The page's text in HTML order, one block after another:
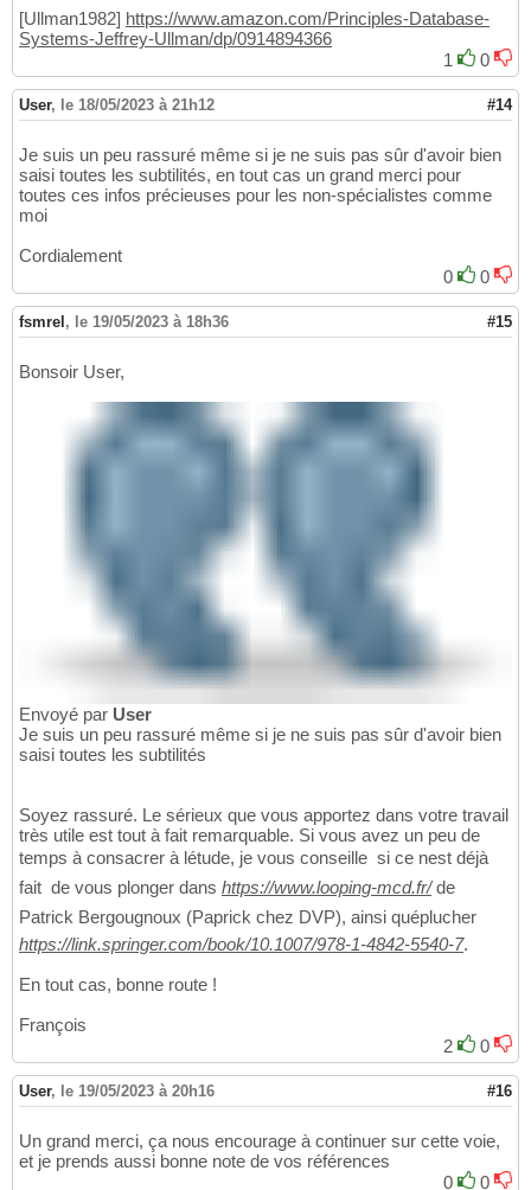
[Ullman1982] https://www.amazon.com/Principles-Database-
Systems-Jeffrey-Ullman/dp/0914894366
1
0
User, le 18/05/2023 à 21h12 #14
Je suis un peu rassuré même si je ne suis pas sûr d'avoir bien
saisi toutes les subtilités, en tout cas un grand merci pour
toutes ces infos précieuses pour les non-spécialistes comme
moi
Cordialement
0
0
fsmrel , le 19/05/2023 à 18h36 #15
Bonsoir User,
Envoyé par User
Je suis un peu rassuré même si je ne suis pas sûr d'avoir bien
saisi toutes les subtilités
Soyez rassuré. Le sérieux que vous apportez dans votre travail
très utile est tout à fait remarquable. Si vous avez un peu de
temps à consacrer à létude, je vous conseille  si ce nest déjà
fait  de vous plonger dans https://www.looping-mcd.fr/de
Patrick Bergougnoux (Paprick chez DVP), ainsi quéplucher
https://link.springer.com/book/10.1007/978-1-4842-5540-7.
En tout cas, bonne route !
François
2
0
User, le 19/05/2023 à 20h16 #16
Un grand merci, ça nous encourage à continuer sur cette voie,
et je prends aussi bonne note de vos références
0
0